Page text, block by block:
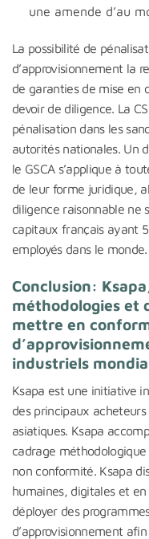
une amende d’au
La possibilité de
d’approvisionnement la
de garanties de mise en
devoir de diligence. La
pénalisation dans les
autorités nationales. Un
le GSCA s’applique à
de leur forme juridique,
diligence raisonnable ne
capitaux français ayant
employés dans le monde.
Conclusion:
méthodologies et
mettre en
industriels
Ksapa est une initiative
des principaux
asiatiques. Ksapa
cadrage
non conformité. Ksapa
humaines, digitales et
déployer des
d’approvisionnement